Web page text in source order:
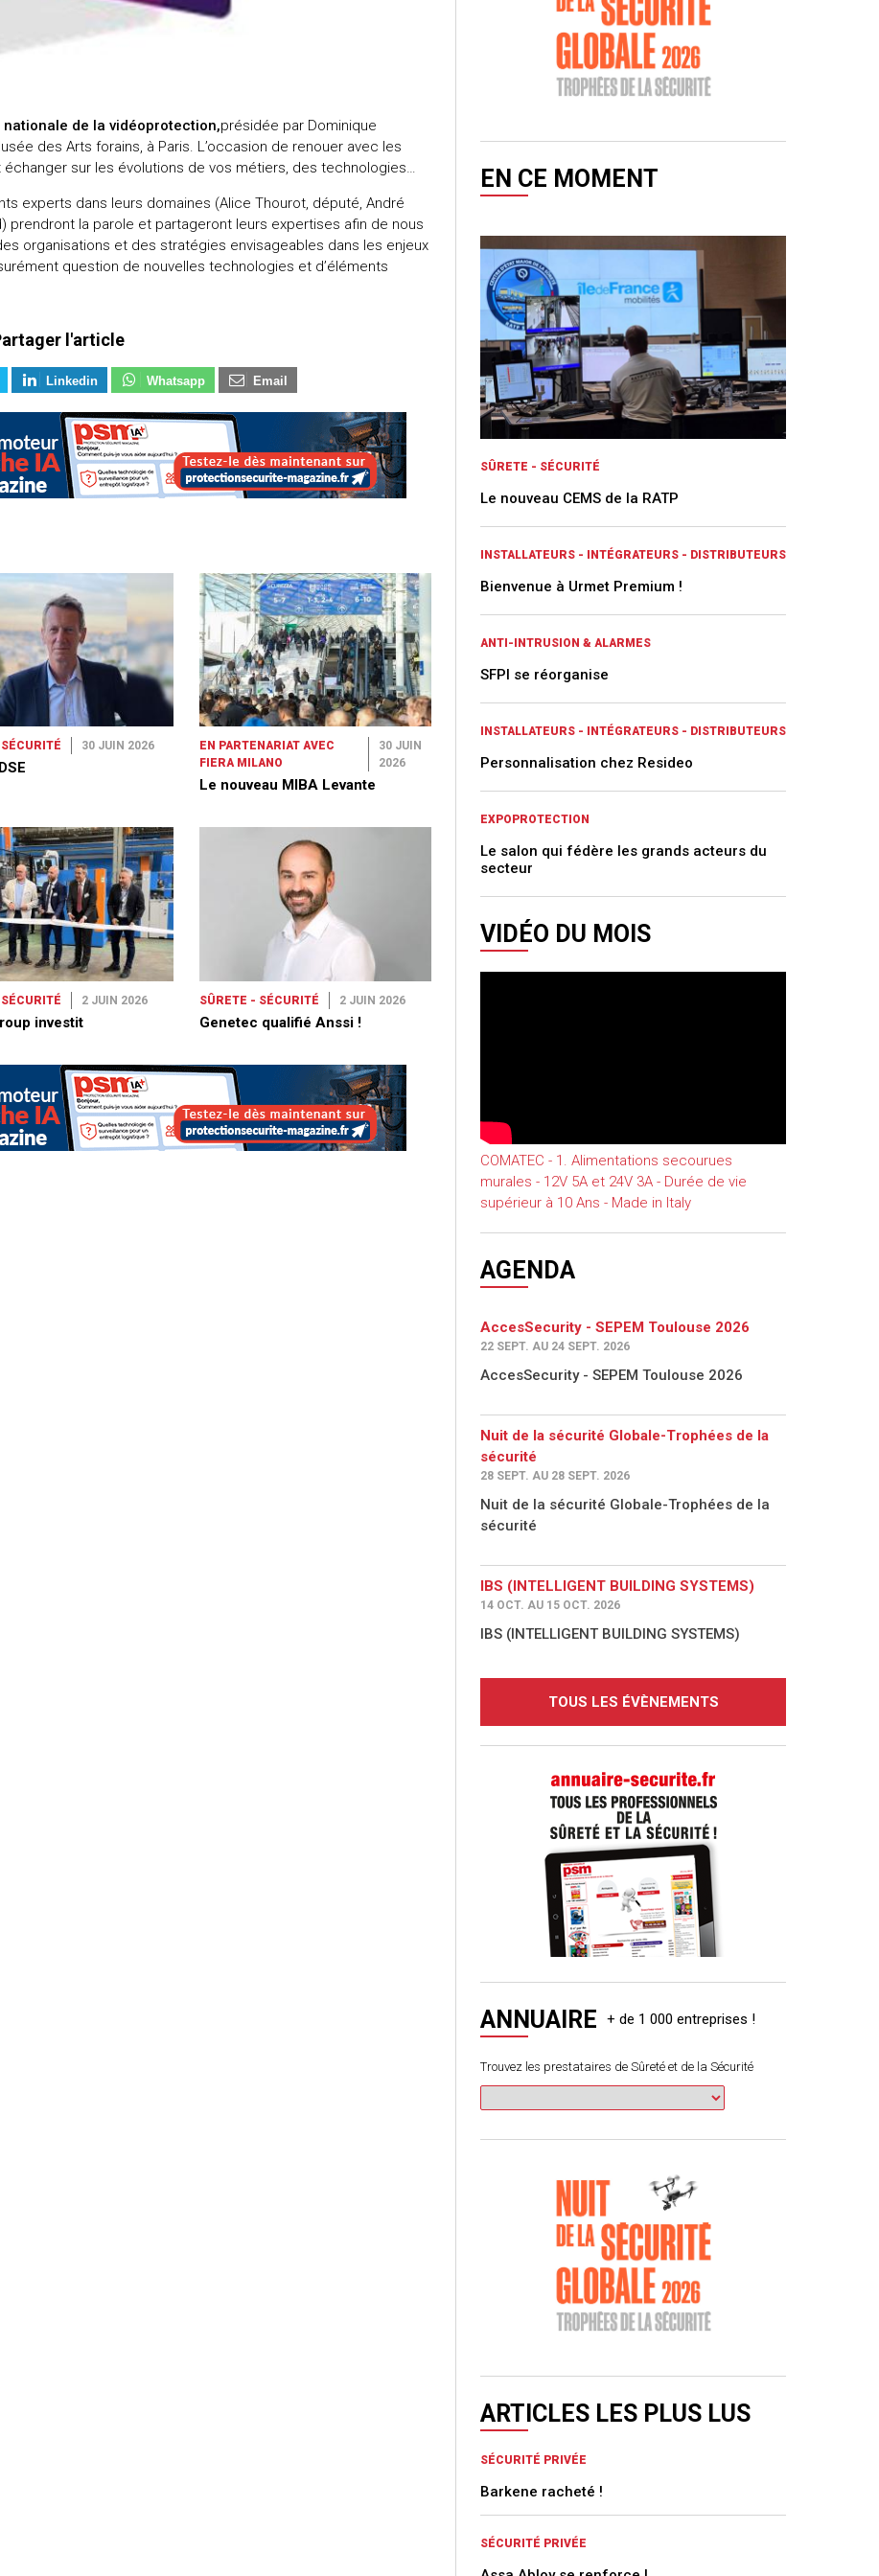
de la vidéoprotection,présidée par Dominique
des Arts forains, à Paris. L’occasion de renouer avec les
sur les évolutions de vos métiers, des technologies…
experts dans leurs domaines (Alice Thourot, député, André
prendront la parole et partageront leurs expertises afin de nous
organisations et des stratégies envisageables dans les enjeux
question de nouvelles technologies et d’éléments
l'article
Linkedin Whatsapp Email
30 JUIN 2026
EN PARTENARIAT AVEC
FIERA MILANO
30 JUIN
2026
Le nouveau MIBA Levante
2 JUIN 2026
investit
SÛRETE - SÉCURITÉ 2 JUIN 2026
Genetec qualifié Anssi !
EN CE MOMENT
SÛRETE - SÉCURITÉ
Le nouveau CEMS de la RATP
INSTALLATEURS - INTÉGRATEURS - DISTRIBUTEURS
Bienvenue à Urmet Premium !
ANTI-INTRUSION & ALARMES
SFPI se réorganise
INSTALLATEURS - INTÉGRATEURS - DISTRIBUTEURS
Personnalisation chez Resideo
EXPOPROTECTION
Le salon qui fédère les grands acteurs du
secteur
VIDÉO DU MOIS
COMATEC - 1. Alimentations secourues
murales - 12V 5A et 24V 3A - Durée de vie
supérieur à 10 Ans - Made in Italy
AGENDA
AccesSecurity - SEPEM Toulouse 2026
22 SEPT. AU 24 SEPT. 2026
AccesSecurity - SEPEM Toulouse 2026
Nuit de la sécurité Globale-Trophées de la
sécurité
28 SEPT. AU 28 SEPT. 2026
Nuit de la sécurité Globale-Trophées de la
sécurité
IBS (INTELLIGENT BUILDING SYSTEMS)
14 OCT. AU 15 OCT. 2026
IBS (INTELLIGENT BUILDING SYSTEMS)
TOUS LES ÉVÈNEMENTS
ANNUAIRE
Trouvez les prestataires de Sûreté et de la Sécurité
ARTICLES LES PLUS LUS
SÉCURITÉ PRIVÉE
Barkene racheté !
SÉCURITÉ PRIVÉE